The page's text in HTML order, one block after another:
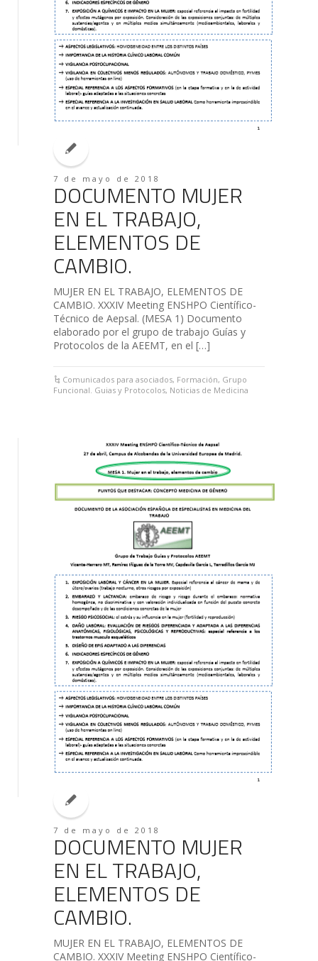
7 de mayo de 2018
DOCUMENTO MUJER
EN EL TRABAJO,
ELEMENTOS DE
CAMBIO.
MUJER EN EL TRABAJO, ELEMENTOS DE
CAMBIO. XXXIV Meeting ENSHPO Científico-
Técnico de Aepsal. (MESA 1) Documento
elaborado por el grupo de trabajo Guías y
Protocolos de la AEEMT, en el […]
Comunicados para asociados, Formación, Grupo
Funcional. Guias y Protocolos, Noticias de Medicina
7 de mayo de 2018
DOCUMENTO MUJER
EN EL TRABAJO,
ELEMENTOS DE
CAMBIO.
MUJER EN EL TRABAJO, ELEMENTOS DE
CAMBIO. XXXIV Meeting ENSHPO Científico-